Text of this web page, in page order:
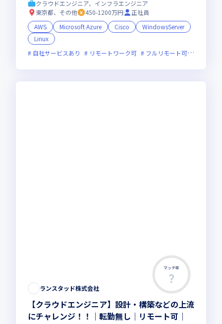
クラウドエンジニア、インフラエンジニア
東京都、その他
450-1200万円
正社員
AWS
Microsoft Azure Cisco
WindowsServer
Linux
自社サービスあり
リモートワーク可 フルリモート可
マッチ率
ランスタッド株式会社
【クラウドエンジニア】設計・構築などの上流
にチャレンジ！！｜転勤無し｜リモート可｜